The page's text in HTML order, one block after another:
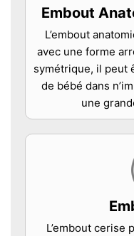
Embout
L’embout
avec une forme
symétrique, il peut
de bébé dans
une
L’embout cerise